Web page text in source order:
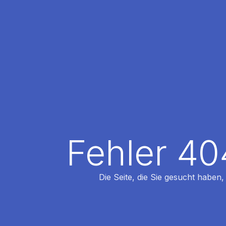
Fehler
Die Seite, die Sie gesucht